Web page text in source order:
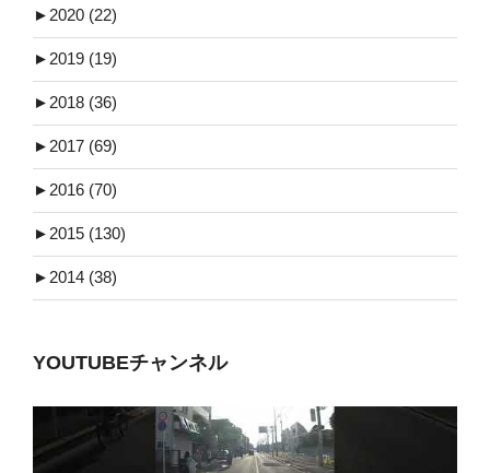
► 2020 (22)
► 2019 (19)
► 2018 (36)
► 2017 (69)
► 2016 (70)
► 2015 (130)
► 2014 (38)
YOUTUBEチャンネル